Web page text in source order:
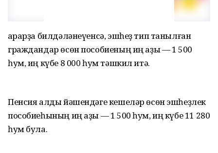
Ҡарарҙа билдәләнеүенсә, эшһеҙ тип танылған
граждандар өсөн пособиеның иң аҙы — 1 500
һум, иң күбе 8 000 һум тәшкил итә.
Пенсия алды йәшендәге кешеләр өсөн эшһеҙлек
пособиеһының иң аҙы — 1 500 һум, иң күбе 11 280
һум була.